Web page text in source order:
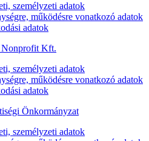
személyzeti adatok
működésre vonatkozó adatok
adatok
Nonprofit Kft.
személyzeti adatok
működésre vonatkozó adatok
adatok
Önkormányzat
személyzeti adatok